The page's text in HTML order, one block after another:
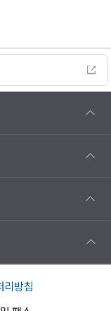
리방침